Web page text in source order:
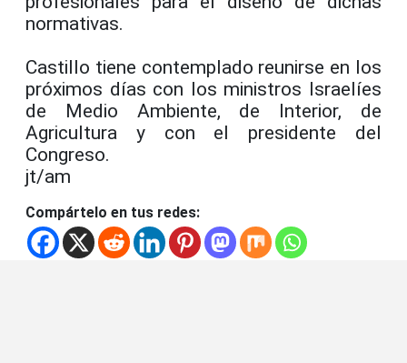
normativas.
Castillo tiene contemplado reunirse en los
próximos días con los ministros Israelíes
de Medio Ambiente, de Interior, de
Agricultura y con el presidente del
Congreso.
jt/am
Compártelo en tus redes: